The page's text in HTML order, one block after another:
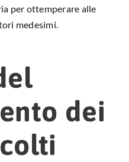
per ottemperare alle
medesimi.
dei